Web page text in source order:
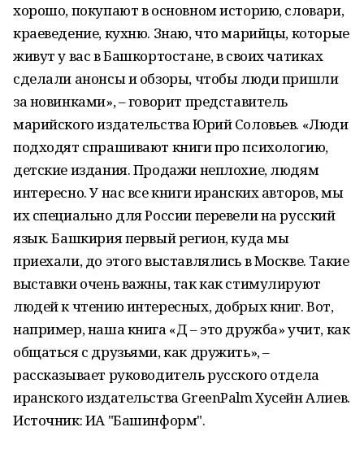
хорошо, покупают в основном историю, словари,
краеведение, кухню. Знаю, что марийцы, которые
живут у вас в Башкортостане, в своих чатиках
сделали анонсы и обзоры, чтобы люди пришли
за новинками», – говорит представитель
марийского издательства Юрий Соловьев. «Люди
подходят спрашивают книги про психологию,
детские издания. Продажи неплохие, людям
интересно. У нас все книги иранских авторов, мы
их специально для России перевели на русский
язык. Башкирия первый регион, куда мы
приехали, до этого выставлялись в Москве. Такие
выставки очень важны, так как стимулируют
людей к чтению интересных, добрых книг. Вот,
например, наша книга «Д – это дружба» учит, как
общаться с друзьями, как дружить», –
рассказывает руководитель русского отдела
иранского издательства GreenPalm Хусейн Алиев.
Источник: ИА "Башинформ".